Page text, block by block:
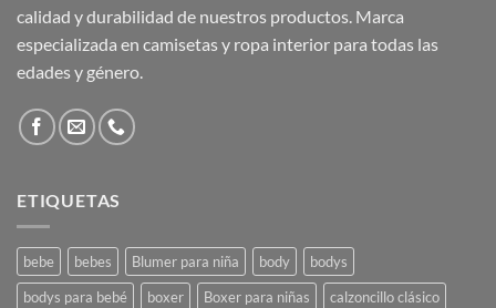
calidad y durabilidad de nuestros productos. Marca
especializada en camisetas y ropa interior para todas las
edades y género.
ETIQUETAS
bebe bebes Blumer para niña body
bodys
bodys para bebé
boxer Boxer para niñas
calzoncillo clásico